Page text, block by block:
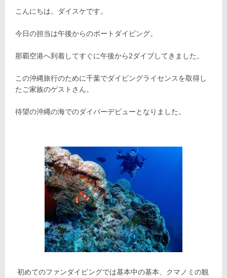
こんにちは。ダイスケです。
今日の担当は午後からのボートダイビング。
那覇空港へ到着してすぐに午後から2ダイブしてきました。
この沖縄旅行のために千葉でダイビングライセンスを取得し
たご家族のゲストさん。
待望の沖縄の海でのダイバーデビューとなりました。
初めてのファンダイビングでは基本中の基本、クマノミの観